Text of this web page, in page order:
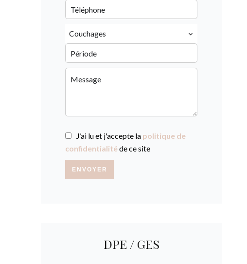
Couchages
J’ai lu et j'accepte la politique de
confidentialitéde ce site
ENVOYER
DPE / GES